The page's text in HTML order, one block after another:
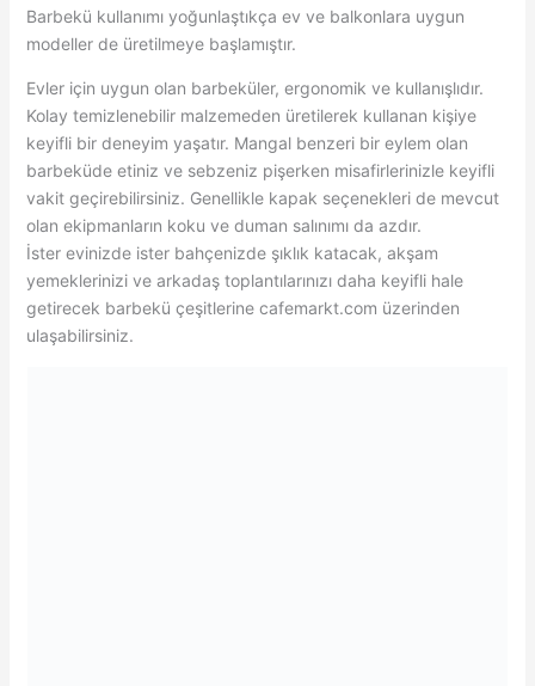
Barbekü kullanımı yoğunlaştıkça ev ve balkonlara uygun
modeller de üretilmeye başlamıştır.
Evler için uygun olan barbeküler, ergonomik ve kullanışlıdır.
Kolay temizlenebilir malzemeden üretilerek kullanan kişiye
keyifli bir deneyim yaşatır. Mangal benzeri bir eylem olan
barbeküde etiniz ve sebzeniz pişerken misafirlerinizle keyifli
vakit geçirebilirsiniz. Genellikle kapak seçenekleri de mevcut
olan ekipmanların koku ve duman salınımı da azdır.
İster evinizde ister bahçenizde şıklık katacak, akşam
yemeklerinizi ve arkadaş toplantılarınızı daha keyifli hale
getirecek barbekü çeşitlerine cafemarkt.com üzerinden
ulaşabilirsiniz.